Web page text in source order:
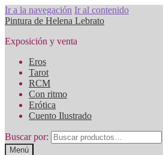
Ir a la navegación Ir al contenido
Pintura de Helena Lebrato
Exposición y venta
Eros
Tarot
RCM
Con ritmo
Erótica
Cuento Ilustrado
Buscar por:
Menú